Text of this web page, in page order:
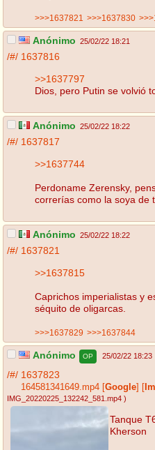
>>>1637821 >>>1637830
Anónimo 25/02/22 18:21
/#/ 1637816
>>1637797
Dios, pero Putin se volvió
Anónimo 25/02/22 18:22
/#/ 1637817
>>1637744
Perdoname Zerensky,
correrías como la soya de
Anónimo 25/02/22 18:22
/#/ 1637821
>>1637815
Caprichos imperialistas y
séquito de oligarcas.
>>>1637829 >>>1637844
Anónimo OP 25/02/22 18:23
/#/ 1637823
164581341649.mp4 Google
IMG_20220225_132242_581.mp4 )
Tanque
Kherson